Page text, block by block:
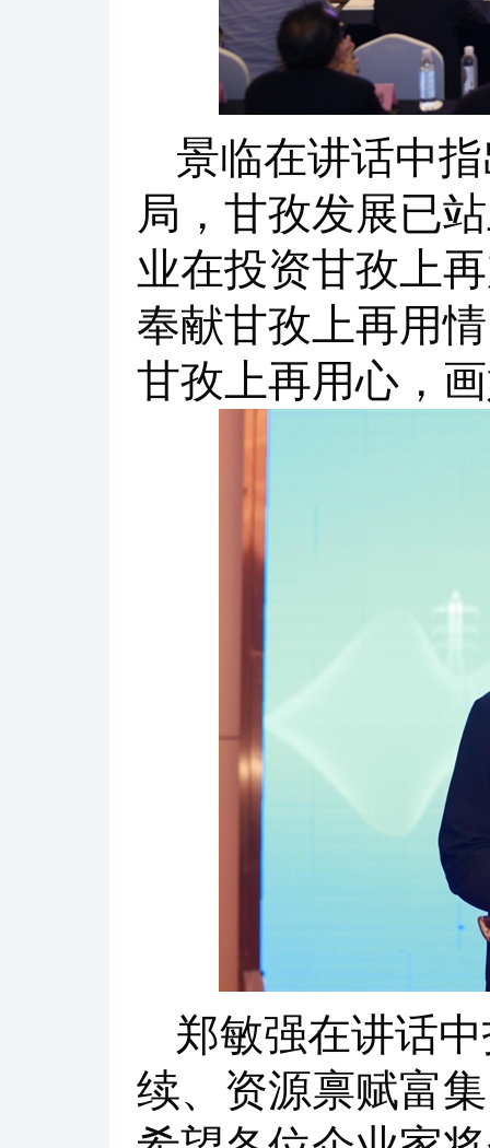
景临在讲话中
局，甘孜发展已
业在投资甘孜上
奉献甘孜上再用
甘孜上再用心，
郑敏强在讲话
续、资源禀赋富